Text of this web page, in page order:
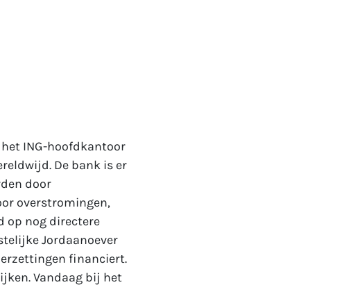
ING-hoofdkantoor
De bank is er
door
overstromingen,
op nog directere
Jordaanoever
financiert.
Vandaag bij het